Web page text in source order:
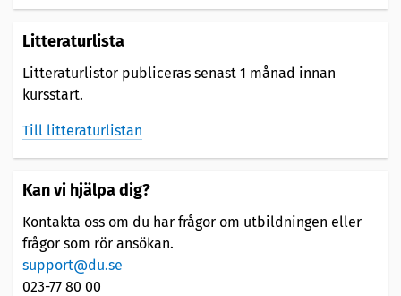
Litteraturlista
Litteraturlistor publiceras senast 1 månad innan
kursstart.
Till litteraturlistan
Kan vi hjälpa dig?
Kontakta oss om du har frågor om utbildningen eller
frågor som rör ansökan.
support@du.se
023-77 80 00